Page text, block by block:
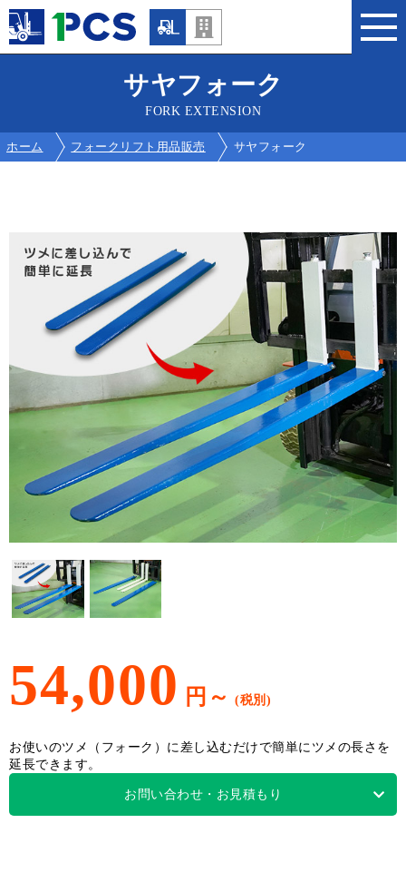
サヤフォーク
FORK EXTENSION
ホーム フォークリフト用品販売 サヤフォーク
54,000 円～
お使いのツメ（フォーク）に差し込むだけで簡単にツメの長さを
延長できます。
お問い合わせ・お見積もり